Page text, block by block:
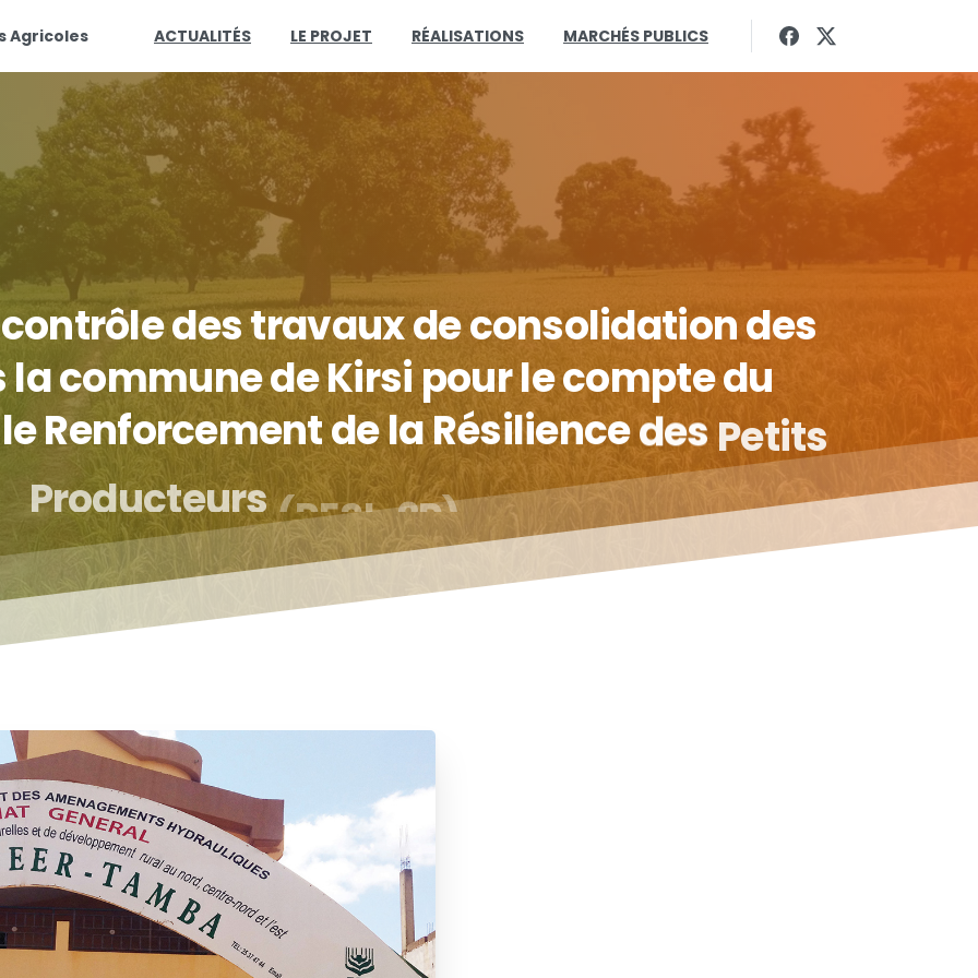
Agricoles ACTUALITÉS LE PROJET RÉALISATIONS MARCHÉS PUBLICS
contrôledestravauxdeconsolidationdes
lacommunedeKirsipourlecomptedu
leRenforcementdelaRésiliencedesPetits
Producteurs(RESI-2P)